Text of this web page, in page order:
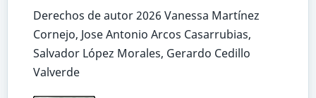
Derechos de autor 2026 Vanessa Martínez
Cornejo, Jose Antonio Arcos Casarrubias,
Salvador López Morales, Gerardo Cedillo
Valverde